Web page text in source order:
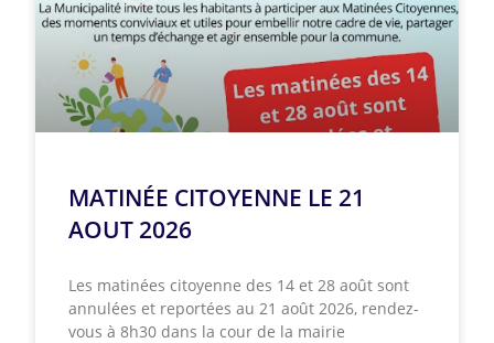
MATINÉE CITOYENNE LE 21
AOUT 2026
Les matinées citoyenne des 14 et 28 août sont
annulées et reportées au 21 août 2026, rendez-
vous à 8h30 dans la cour de la mairie